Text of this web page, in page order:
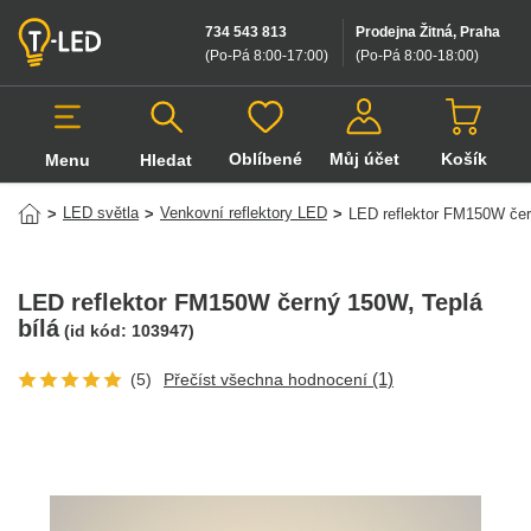
Prodejna Žitná, Praha
(Po-Pá 8:00-18:00)
734 543 813
(Po-Pá 8:00-17:00)
Menu Hledat
Hledat v produktech
Oblíbené Můj účet Košík
> LED světla > Venkovní reflektory LED > LED reflektor FM150W
LED reflektor FM150W černý 150W, Teplá
bílá (id kód: 103947)
(5) Přečíst všechna hodnocení (1)